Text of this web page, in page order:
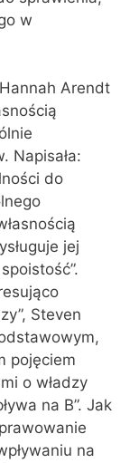
w
Arendt
Napisała:
do
jej
Steven
pojęciem
o władzy
na B”. Jak
na